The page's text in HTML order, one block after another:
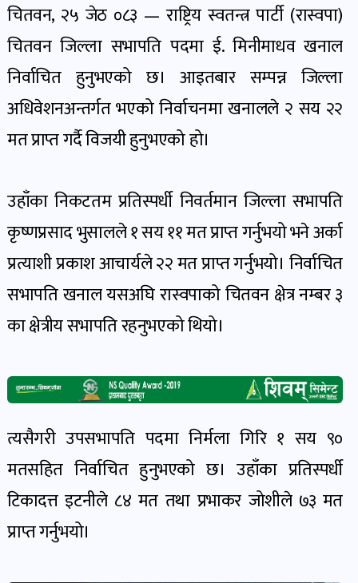
पर्यटन
खबर
शिक्षा
पोष्ट
जोखिम
पोष्ट
र
खेलाडी
पोष्ट
अपराध
खबर
पोष्ट
चितवन, २५ जेठ ०८३ — राष्ट्रिय स्वतन्त्र पार्टी (रास्वपा)
चितवन जिल्ला सभापति पदमा ई. मिनीमाधव खनाल
निर्वाचित हुनुभएको छ। आइतबार सम्पन्न जिल्ला
अधिवेशनअन्तर्गत भएको निर्वाचनमा खनालले २ सय २२
मत प्राप्त गर्दै विजयी हुनुभएको हो।
उहाँका निकटतम प्रतिस्पर्धी निवर्तमान जिल्ला सभापति
कृष्णप्रसाद भुसालले १ सय ११ मत प्राप्त गर्नुभयो भने अर्का
प्रत्याशी प्रकाश आचार्यले २२ मत प्राप्त गर्नुभयो। निर्वाचित
सभापति खनाल यसअघि रास्वपाको चितवन क्षेत्र नम्बर ३
का क्षेत्रीय सभापति रहनुभएको थियो।
त्यसैगरी उपसभापति पदमा निर्मला गिरि १ सय ९०
मतसहित निर्वाचित हुनुभएको छ। उहाँका प्रतिस्पर्धी
टिकादत्त इटनीले ८४ मत तथा प्रभाकर जोशीले ७३ मत
प्राप्त गर्नुभयो।